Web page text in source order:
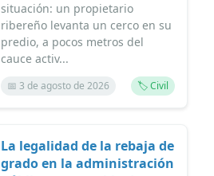
situación: un propietario
ribereño levanta un cerco en su
predio, a pocos metros del
cauce activ...
📅 3 de agosto de 2026 🏷️ Civil
La legalidad de la rebaja de
grado en la administración